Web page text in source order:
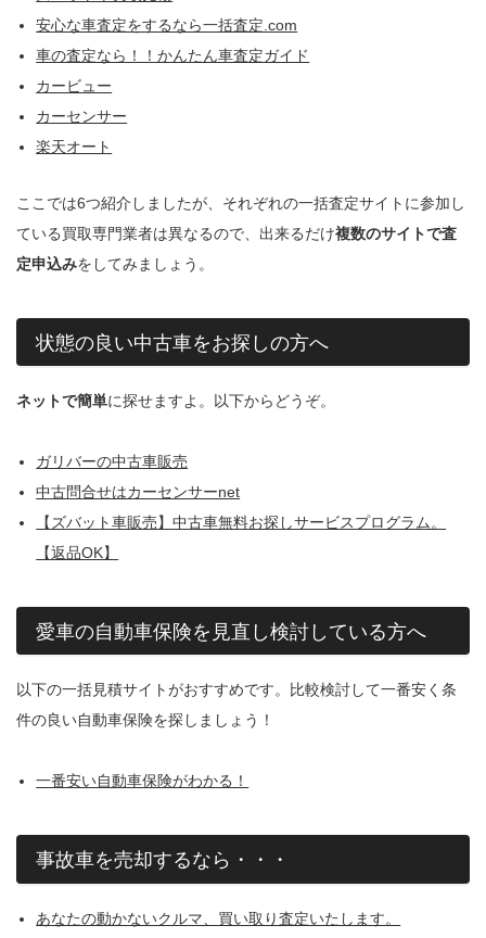
安心な車査定をするなら一括査定.com
車の査定なら！！かんたん車査定ガイド
カービュー
カーセンサー
楽天オート
ここでは6つ紹介しましたが、それぞれの一括査定サイトに参加し
ている買取専門業者は異なるので、出来るだけ複数のサイトで査
定申込みをしてみましょう。
状態の良い中古車をお探しの方へ
ネットで簡単に探せますよ。以下からどうぞ。
ガリバーの中古車販売
中古問合せはカーセンサーnet
【ズバット車販売】中古車無料お探しサービスプログラム。
【返品OK】
愛車の自動車保険を見直し検討している方へ
以下の一括見積サイトがおすすめです。比較検討して一番安く条
件の良い自動車保険を探しましょう！
一番安い自動車保険がわかる！
事故車を売却するなら・・・
あなたの動かないクルマ、買い取り査定いたします。